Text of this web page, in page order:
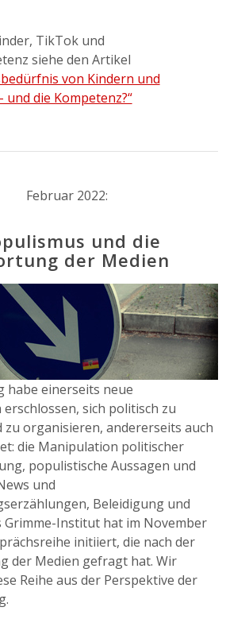
TikTok und
siehe den Artikel
von Kindern und
und die Kompetenz?“
Februar 2022:
und die
der Medien
habe einerseits neue
sich politisch zu
zu organisieren, andererseits auch
die Manipulation politischer
populistische Aussagen und
und
Beleidigung und
Grimme-Institut hat im November
initiiert, die nach der
der Medien gefragt hat. Wir
Reihe aus der Perspektive der